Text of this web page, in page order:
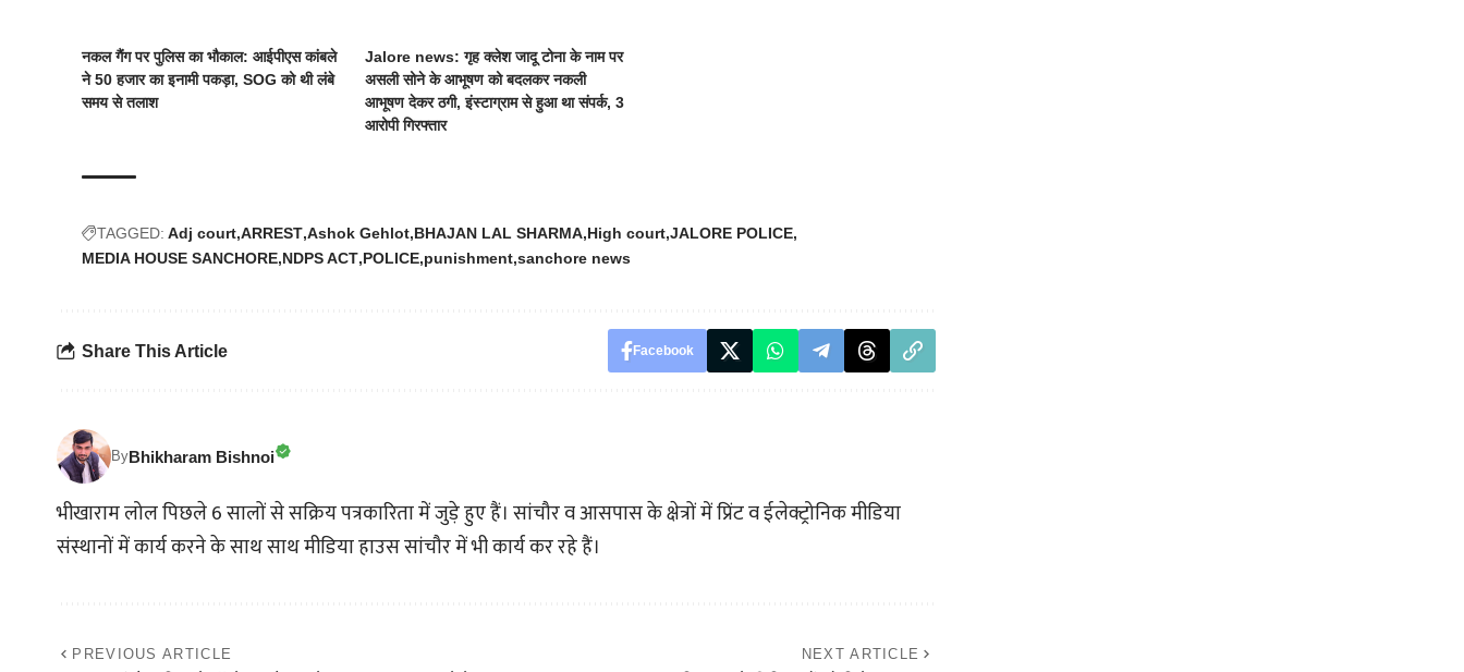
नकल गैंग पर पुलिस का भौकाल: आईपीएस कांबले
ने 50 हजार का इनामी पकड़ा, SOG को थी लंबे
समय से तलाश
Jalore news: गृह क्लेश जादू टोना के नाम पर
असली सोने के आभूषण को बदलकर नकली
आभूषण देकर ठगी, इंस्टाग्राम से हुआ था संपर्क, 3
आरोपी गिरफ्तार
TAGGED: Adj court ARREST Ashok Gehlot BHAJAN LAL SHARMA High court JALORE POLICE
MEDIA HOUSE SANCHORE NDPS ACT POLICE punishment sanchore news
Share This Article Facebook
ByBhikharam Bishnoi
भीखाराम लोल पिछले 6 सालों से सक्रिय पत्रकारिता में जुड़े हुए हैं। सांचौर व आसपास के क्षेत्रों में प्रिंट व ईलेक्ट्रोनिक मीडिया
संस्थानों में कार्य करने के साथ साथ मीडिया हाउस सांचौर में भी कार्य कर रहे हैं।
PREVIOUS ARTICLE NEXT ARTICLE